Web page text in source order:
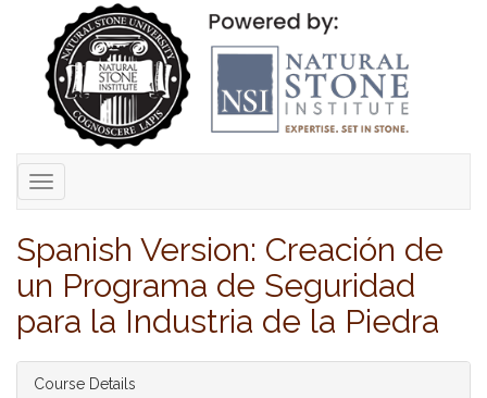
Toggle
navigation
Spanish Version: Creación de
un Programa de Seguridad
para la Industria de la Piedra
Course Details